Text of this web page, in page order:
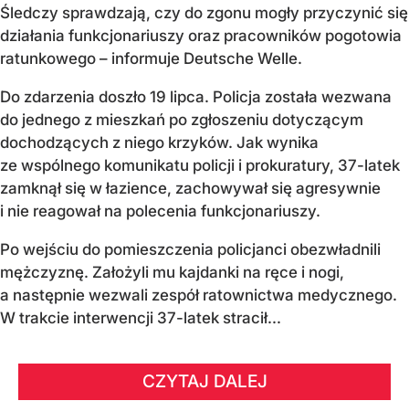
Śledczy sprawdzają, czy do zgonu mogły przyczynić się
działania funkcjonariuszy oraz pracowników pogotowia
ratunkowego – informuje Deutsche Welle.
Do zdarzenia doszło 19 lipca. Policja została wezwana
do jednego z mieszkań po zgłoszeniu dotyczącym
dochodzących z niego krzyków. Jak wynika
ze wspólnego komunikatu policji i prokuratury, 37-latek
zamknął się w łazience, zachowywał się agresywnie
i nie reagował na polecenia funkcjonariuszy.
Po wejściu do pomieszczenia policjanci obezwładnili
mężczyznę. Założyli mu kajdanki na ręce i nogi,
a następnie wezwali zespół ratownictwa medycznego.
W trakcie interwencji 37-latek stracił...
CZYTAJ DALEJ